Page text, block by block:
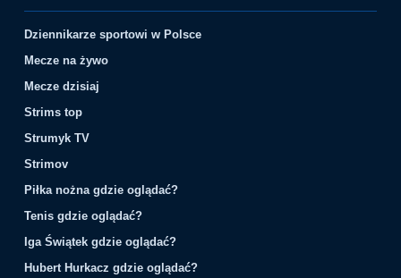
Dziennikarze sportowi w Polsce
Mecze na żywo
Mecze dzisiaj
Strims top
Strumyk TV
Strimov
Piłka nożna gdzie oglądać?
Tenis gdzie oglądać?
Iga Świątek gdzie oglądać?
Hubert Hurkacz gdzie oglądać?